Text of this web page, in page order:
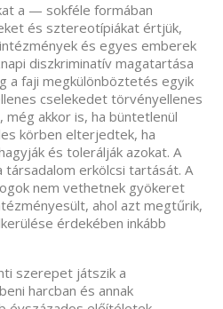
a — sokféle formában
és sztereotípiákat értjük,
és egyes emberek
diszkriminatív magatartása
a faji megkülönböztetés egyik
cselekedet törvényellenes
akkor is, ha büntetlenül
körben elterjedtek, ha
és tolerálják azokat. A
társadalom erkölcsi tartását. A
nem vethetnek gyökeret
ahol azt megtűrik,
érdekében inkább
szerepet játszik a
harcban és annak